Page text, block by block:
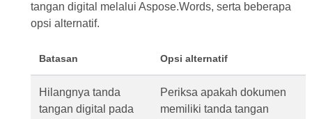
tangan digital melalui Aspose.Words, serta beberapa
opsi alternatif.
Batasan Opsi alternatif
Hilangnya tanda
tangan digital pada
Periksa apakah dokumen
memiliki tanda tangan